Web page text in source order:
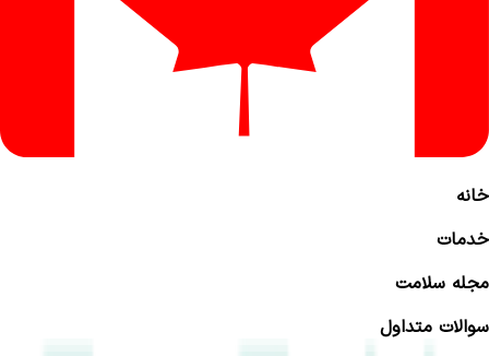
خانه
خدمات
مجله سلامت
سوالات متداول